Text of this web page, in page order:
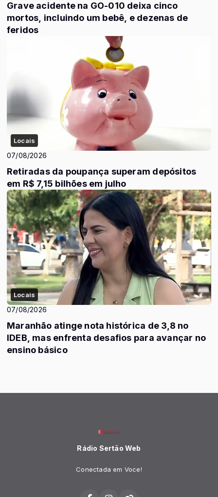
Grave acidente na GO-010 deixa cinco
mortos, incluindo um bebê, e dezenas de
feridos
Locais
07/08/2026
Retiradas da poupança superam depósitos
em R$ 7,15 bilhões em julho
Locais
07/08/2026
Maranhão atinge nota histórica de 3,8 no
IDEB, mas enfrenta desafios para avançar no
ensino básico
Rádio Sertão Web
Conectada em Voce!